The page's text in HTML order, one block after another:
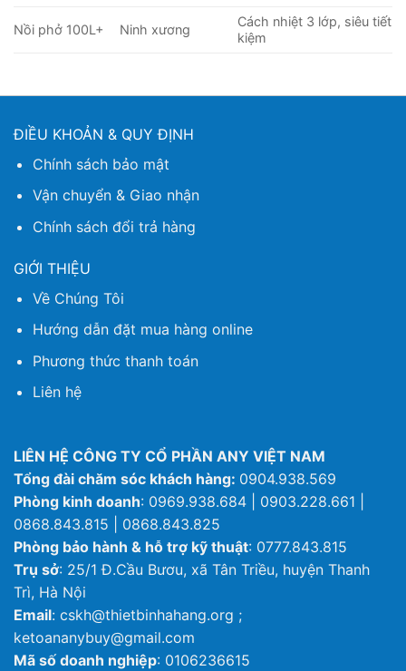
Nồi phở 100L+ Ninh xương
Cách nhiệt 3 lớp, siêu tiết
kiệm
ĐIỀU KHOẢN & QUY ĐỊNH
Chính sách bảo mật
Vận chuyển & Giao nhận
Chính sách đổi trả hàng
GIỚI THIỆU
Về Chúng Tôi
Hướng dẫn đặt mua hàng online
Phương thức thanh toán
Liên hệ
LIÊN HỆ CÔNG TY CỔ PHẦN ANY VIỆT NAM
Tổng đài chăm sóc khách hàng: 0904.938.569
Phòng kinh doanh: 0969.938.684 | 0903.228.661 |
0868.843.815 | 0868.843.825
Phòng bảo hành & hỗ trợ kỹ thuật: 0777.843.815
Trụ sở: 25/1 Đ.Cầu Bươu, xã Tân Triều, huyện Thanh
Trì, Hà Nội
Email: cskh@thietbinhahang.org ;
ketoananybuy@gmail.com
Mã số doanh nghiệp: 0106236615